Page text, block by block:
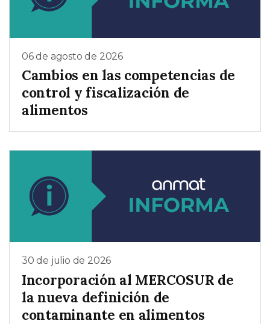
06 de agosto de 2026
Cambios en las competencias de
control y fiscalización de
alimentos
30 de julio de 2026
Incorporación al MERCOSUR de
la nueva definición de
contaminante en alimentos